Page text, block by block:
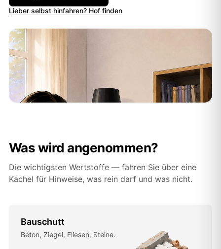
Lieber selbst hinfahren? Hof finden
Was wird angenommen?
Die wichtigsten Wertstoffe — fahren Sie über eine
Kachel für Hinweise, was rein darf und was nicht.
Bauschutt
Beton, Ziegel, Fliesen, Steine.